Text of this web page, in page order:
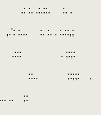
:. .
,.': :... :. :. . :.::,;
. .::: . ;:;:
;:;;: ,
.. ;: